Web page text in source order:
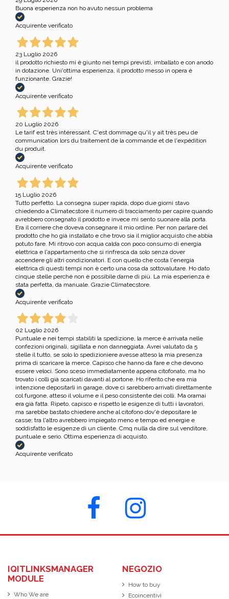
Buona esperienza non ho avuto nessun problema
Acquirente verificato
23 Luglio 2026
il prodotto richiesto mi è giunto nei tempi previsti, imballato e con anodo
in dotazione. Unì'ottima esperienza, il prodotto messo in opera è
funzionante. Grazie!
Acquirente verificato
20 Luglio 2026
Le tarif est très intéressant. C'est dommage qu'il y ait très peu de
communication lors du traitement de la commande et de l'expédition
du produit.
Acquirente verificato
15 Luglio 2026
Tutto perfetto. La consegna super rapida, dopo due giorni stavo
chiedendo a Climatecstore il numero di tracciamento per capire quando
avrebbero consegnato il prodotto e invece mi sento suonare alla porta.
Era il corriere che doveva consegnare il mio ordine. Per non parlare del
prodotto che ho già installato e che trovo sia il miglior acquisto che abbia
potuto fare. Mi ritrovo con acqua calda con poco consumo di energia
elettrica e l'appartamento che si rinfresca da solo senza dover
accendere gli altri condizionatori. E con quello che costa l'energia
elettrica di questi tempi non è certo una cosa da sottovalutare. Ho dato
cinque stelle perché non è possibile darne di più. La mia esperienza è
stata perfetta, da manuale. Grazie Climatecstore.
Acquirente verificato
02 Luglio 2026
Puntuale e nei tempi stabiliti la spedizione, la merce è arrivata nelle
confezioni originali, sigillata e non danneggiata. Avrei valutato da 5
stelle il tutto, se solo lo spedizioniere avesse atteso la mia presenza
prima di scaricare la merce. Capisco che hanno da fare e che devono
essere veloci. Sono sceso immediatamente appena citofonato, ma ho
trovato i colli già scaricati davanti al portone. Ho riferito che era mia
intenzione depositarli in garage, dove ci sarebbero arrivati direttamente
col furgone, atteso il volume e il peso consistente dei colli. Ma oramai
era già fatta. Ripeto, capisco e rispetto le esigenze di tutti i lavoratori,
ma sarebbe bastato chiedere anche al citofono dov'è depositare le
casse; tra l'altro avrebbero impiegato meno e tempo ed energie e
soddisfatto le esigenze di un cliente. Cmq nulla da dire sul venditore,
puntuale e serio. Ottima esperienza di acquisto.
Acquirente verificato
IQITLINKSMANAGER
MODULE
Who We are
NEGOZIO
How to buy
Ecoincentivi